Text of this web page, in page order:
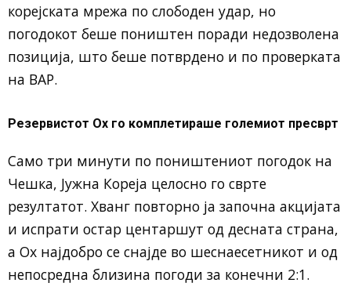
корејската мрежа по слободен удар, но
погодокот беше поништен поради недозволена
позиција, што беше потврдено и по проверката
на ВАР.
Резервистот Ох го комплетираше големиот пресврт
Само три минути по поништениот погодок на
Чешка, Јужна Кореја целосно го сврте
резултатот. Хванг повторно ја започна акцијата
и испрати остар центаршут од десната страна,
а Ох најдобро се снајде во шеснаесетникот и од
непосредна близина погоди за конечни 2:1.